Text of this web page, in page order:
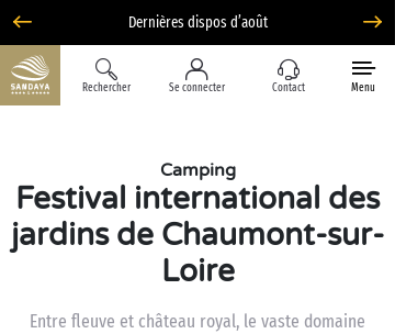
Option Liberté : annulation 100% flexible*
Rechercher Se connecter Contact Menu
Camping
Festival international des
jardins de Chaumont-sur-
Loire
Entre fleuve et château royal, le vaste domaine